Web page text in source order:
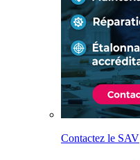
Contactez le SAV